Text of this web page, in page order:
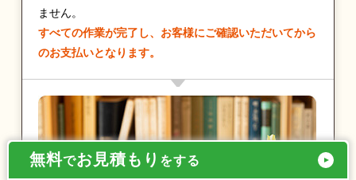
ません。
すべての作業が完了し、お客様にご確認いただいてから
のお支払いとなります。
無料でお見積もり をする